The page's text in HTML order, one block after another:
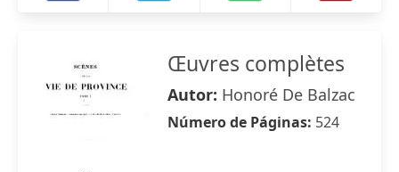
Œuvres complètes
Autor: Honoré De Balzac
Número de Páginas: 524